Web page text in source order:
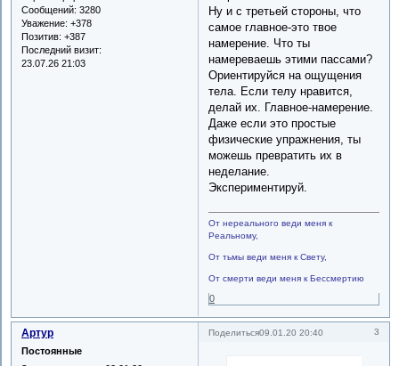
Сообщений: 3280
Уважение: +378
Позитив: +387
Последний визит:
23.07.26 21:03
Ну и с третьей стороны, что
самое главное-это твое
намерение. Что ты
намереваешь этими пассами?
Ориентируйся на ощущения
тела. Если телу нравится,
делай их. Главное-намерение.
Даже если это простые
физические упражнения, ты
можешь превратить их в
неделание.
Экспериментируй.
От нереального веди меня к
Реальному,
От тьмы веди меня к Свету,
От смерти веди меня к Бессмертию
0
Поделиться 3
09.01.20 20:40
Артур
Постоянные